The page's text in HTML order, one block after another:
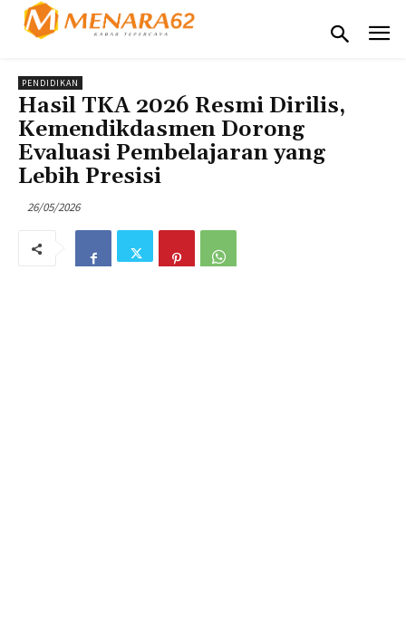
PENDIDIKAN
Hasil TKA 2026 Resmi Dirilis,
Kemendikdasmen Dorong
Evaluasi Pembelajaran yang
Lebih Presisi
26/05/2026